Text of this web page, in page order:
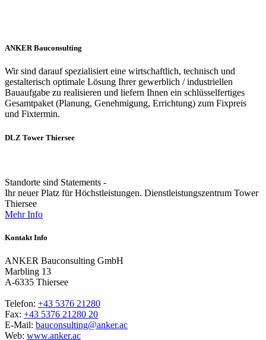
ANKER Bauconsulting
Wir sind darauf spezialisiert eine wirtschaftlich, technisch und
gestalterisch optimale Lösung Ihrer gewerblich / industriellen
Bauaufgabe zu realisieren und liefern Ihnen ein schlüsselfertiges
Gesamtpaket (Planung, Genehmigung, Errichtung) zum Fixpreis
und Fixtermin.
DLZ Tower Thiersee
Standorte sind Statements -
Ihr neuer Platz für Höchstleistungen. Dienstleistungszentrum Tower
Thiersee
Mehr Info
Kontakt Info
ANKER Bauconsulting GmbH
Marbling 13
A-6335 Thiersee
Telefon: +43 5376 21280
Fax: +43 5376 21280 20
E-Mail: bauconsulting@anker.ac
Web: www.anker.ac